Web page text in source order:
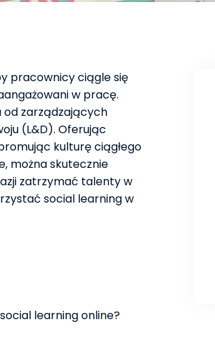
pracownicy ciągle się
w pracę.
od zarządzających
(L&D). Oferując
kulturę ciągłego
można skutecznie
zatrzymać talenty w
social learning w
learning online?